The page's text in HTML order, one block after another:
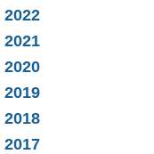
2022
2021
2020
2019
2018
2017